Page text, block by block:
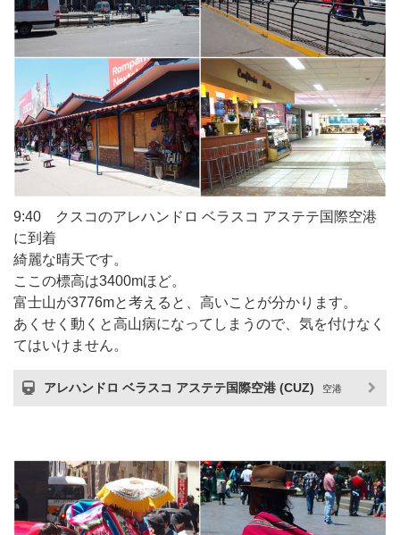
9:40 クスコのアレハンドロ ベラスコ アステテ国際空港
に到着
綺麗な晴天です。
ここの標高は3400mほど。
富士山が3776mと考えると、高いことが分かります。
あくせく動くと高山病になってしまうので、気を付けなく
てはいけません。
アレハンドロ ベラスコ アステテ国際空港 (CUZ) 空港